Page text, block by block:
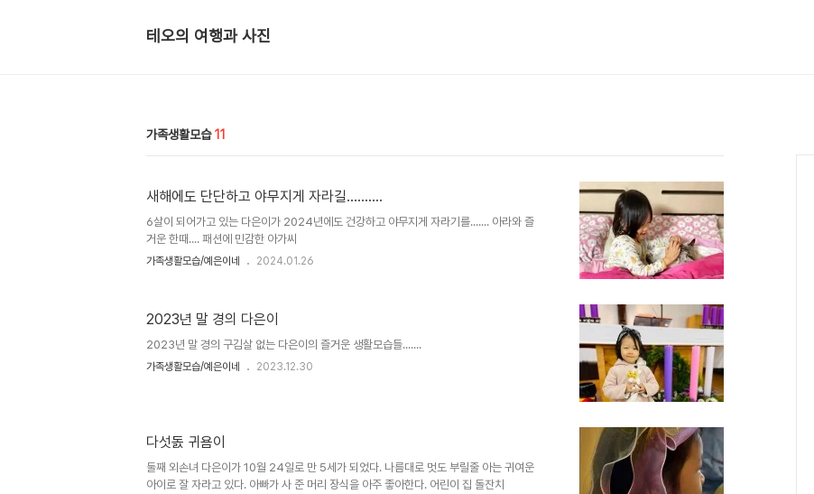
테오의 여행과 사진
가족생활모습 11
새해에도 단단하고 야무지게 자라길..........
6살이 되어가고 있는 다은이가 2024년에도 건강하고 야무지게 자라기를....... 아라와 즐
거운 한때.... 패션에 민감한 아가씨
가족생활모습/예은이네 2024.01.26
2023년 말 경의 다은이
2023년 말 경의 구김살 없는 다은이의 즐거운 생활모습들.......
가족생활모습/예은이네 2023.12.30
다섯돐 귀욤이
둘째 외손녀 다은이가 10월 24일로 만 5세가 되었다. 나름대로 멋도 부릴줄 아는 귀여운
아이로 잘 자라고 있다. 아빠가 사 준 머리 장식을 아주 좋아한다. 어린이 집 돌잔치